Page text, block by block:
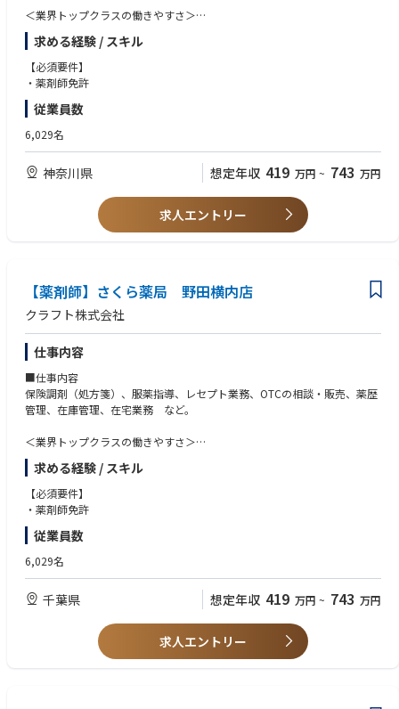
＜業界トップクラスの働きやすさ＞
業界最多クラスの年間休日126日＋有給休暇、シフト勤務制による残業削
減や希望休など、どなたにとっても働きやすい環境です
充実した手当や福利厚生、育児支援制度、安定した経営基盤を持っている
ため、長く働いていただけます
も45％と高い水準です
全国に800店舗以上展開。転居の際も店舗を異動するだけでスムーズに新
生活スタートが可能です
＜薬剤師として成長、活躍できる環境＞
中途入社者への導入・フォロー研修が充実しており、安心してキャリアを
スタートしていただけます
躍できる環境です
業界トップクラスの認定薬局数や多様な店舗を展開しているため、ご自身
の志向性に合わせて異動することも可能です
現場での調剤業務にとどまらず、本社業務や複数店舗のマネージャー業務
など大手調剤チェーンならではの多様なキャリアパスがあります。
求める経験 / スキル
【必須要件】
・薬剤師免許
従業員数
6,029名
神奈川県 想定年収 419 万円 ~ 743 万円
求人エントリー
【薬剤師】さくら薬局 野田横内店
クラフト株式会社
仕事内容
■仕事内容
保険調剤（処方箋）、服薬指導、レセプト業務、OTCの相談・販売、薬歴
管理、在庫管理、在宅業務 など。
＜業界トップクラスの働きやすさ＞
業界最多クラスの年間休日126日＋有給休暇、シフト勤務制による残業削
減や希望休など、どなたにとっても働きやすい環境です
充実した手当や福利厚生、育児支援制度、安定した経営基盤を持っている
ため、長く働いていただけます
も45％と高い水準です
全国に800店舗以上展開。転居の際も店舗を異動するだけでスムーズに新
生活スタートが可能です
＜薬剤師として成長、活躍できる環境＞
中途入社者への導入・フォロー研修が充実しており、安心してキャリアを
スタートしていただけます
求める経験 / スキル
【必須要件】
・薬剤師免許
従業員数
6,029名
千葉県 想定年収 419 万円 ~ 743 万円
求人エントリー